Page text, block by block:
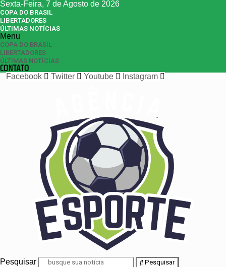
Sexta-Feira, 7 de Agosto de 2026
COPA DO BRASIL
LIBERTADORES
ÚLTIMAS NOTÍCIAS
Menu
COPA DO BRASIL
LIBERTADORES
ÚLTIMAS NOTÍCIAS
CONTATO
Facebook
Twitter Youtube Instagram
Pesquisar Pesquisar